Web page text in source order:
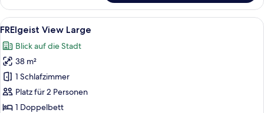
Double
Large
Alle
Fotos
für
FREIgeist
View
Large
anzeigen
Ein Hotelzimmer mit einem großen
5
FREIgeist View Large
Blick auf die Stadt
38 m²
1 Schlafzimmer
Platz für 2 Personen
1 Doppelbett